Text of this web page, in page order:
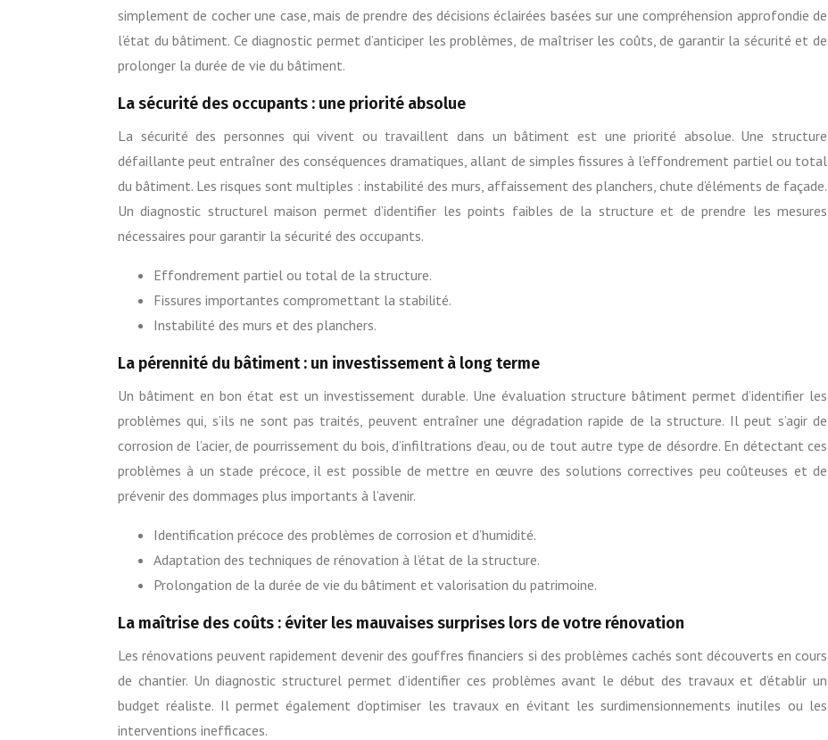
simplement de cocher une case, mais de prendre des décisions éclairées basées sur une compréhension approfondie de
l’état du bâtiment. Ce diagnostic permet d’anticiper les problèmes, de maîtriser les coûts, de garantir la sécurité et de
prolonger la durée de vie du bâtiment.
La sécurité des occupants : une priorité absolue
La sécurité des personnes qui vivent ou travaillent dans un bâtiment est une priorité absolue. Une structure
défaillante peut entraîner des conséquences dramatiques, allant de simples fissures à l’effondrement partiel ou total
du bâtiment. Les risques sont multiples : instabilité des murs, affaissement des planchers, chute d’éléments de façade.
Un diagnostic structurel maison permet d’identifier les points faibles de la structure et de prendre les mesures
nécessaires pour garantir la sécurité des occupants.
Effondrement partiel ou total de la structure.
Fissures importantes compromettant la stabilité.
Instabilité des murs et des planchers.
La pérennité du bâtiment : un investissement à long terme
Un bâtiment en bon état est un investissement durable. Une évaluation structure bâtiment permet d’identifier les
problèmes qui, s’ils ne sont pas traités, peuvent entraîner une dégradation rapide de la structure. Il peut s’agir de
corrosion de l’acier, de pourrissement du bois, d’infiltrations d’eau, ou de tout autre type de désordre. En détectant ces
problèmes à un stade précoce, il est possible de mettre en œuvre des solutions correctives peu coûteuses et de
prévenir des dommages plus importants à l’avenir.
Identification précoce des problèmes de corrosion et d’humidité.
Adaptation des techniques de rénovation à l’état de la structure.
Prolongation de la durée de vie du bâtiment et valorisation du patrimoine.
La maîtrise des coûts : éviter les mauvaises surprises lors de votre rénovation
Les rénovations peuvent rapidement devenir des gouffres financiers si des problèmes cachés sont découverts en cours
de chantier. Un diagnostic structurel permet d’identifier ces problèmes avant le début des travaux et d’établir un
budget réaliste. Il permet également d’optimiser les travaux en évitant les surdimensionnements inutiles ou les
interventions inefficaces.